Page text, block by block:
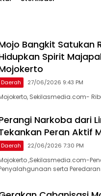
Bangkit Satukan
Spirit
Daerah 27/06/2026 9:43 PM
Sekilasmedia.com-
Narkoba dari
Peran Aktif
Daerah 22/06/2026 7:30 PM
,Sekilasmedia.com-
serta